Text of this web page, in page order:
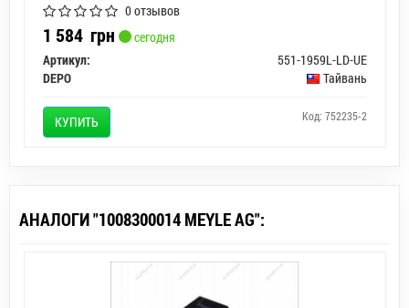
0 отзывов
1 584 грн
сегодня
Артикул:
551-1959L-LD-UE
DEPO
Тайвань
КУПИТЬ Код: 752235-2
АНАЛОГИ "1008300014 MEYLE AG":